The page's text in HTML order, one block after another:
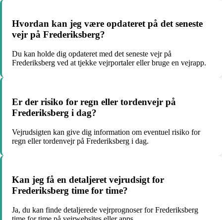
Hvordan kan jeg være opdateret på det seneste
vejr på Frederiksberg?
Du kan holde dig opdateret med det seneste vejr på
Frederiksberg ved at tjekke vejrportaler eller bruge en vejrapp.
Er der risiko for regn eller tordenvejr på
Frederiksberg i dag?
Vejrudsigten kan give dig information om eventuel risiko for
regn eller tordenvejr på Frederiksberg i dag.
Kan jeg få en detaljeret vejrudsigt for
Frederiksberg time for time?
Ja, du kan finde detaljerede vejrprognoser for Frederiksberg